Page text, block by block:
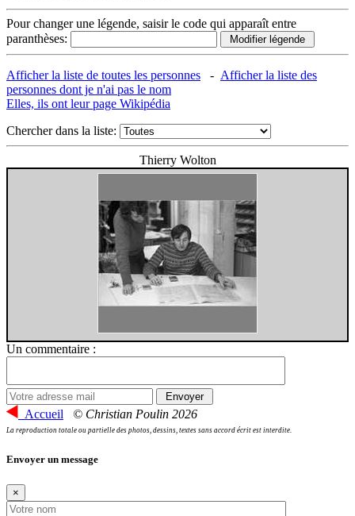
Pour changer une légende, saisir le code qui apparaît entre
paranthèses:
Afficher la liste de toutes les personnes - Afficher la liste des
personnes dont je n'ai pas le nom
Elles, ils ont leur page Wikipédia
Chercher dans la liste:
Thierry Wolton
Un commentaire :
Accueil © Christian Poulin 2026
La reproduction totale ou partielle des photos, dessins, textes sans accord écrit est interdite.
Envoyer un message
×